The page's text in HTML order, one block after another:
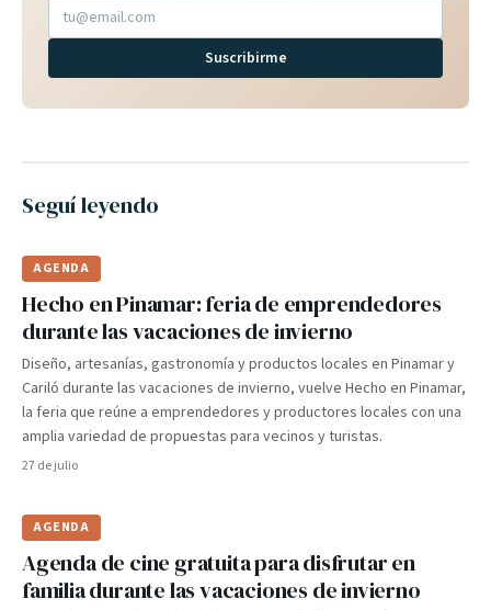
Suscribirme
Seguí leyendo
AGENDA
Hecho en Pinamar: feria de emprendedores
durante las vacaciones de invierno
Diseño, artesanías, gastronomía y productos locales en Pinamar y
Cariló durante las vacaciones de invierno, vuelve Hecho en Pinamar,
la feria que reúne a emprendedores y productores locales con una
amplia variedad de propuestas para vecinos y turistas.
27 de julio
AGENDA
Agenda de cine gratuita para disfrutar en
familia durante las vacaciones de invierno